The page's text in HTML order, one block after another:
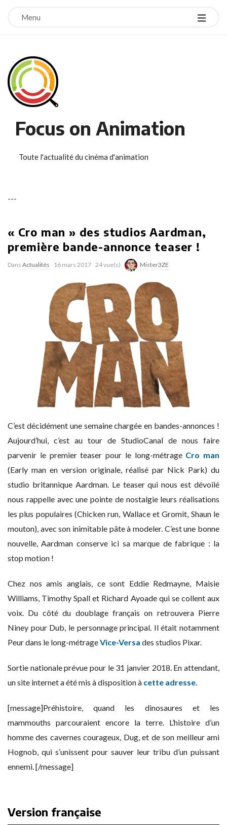
Menu
Focus on Animation
Toute l'actualité du cinéma d'animation
---
« Cro man » des studios Aardman,
première bande-annonce teaser !
Dans Actualités 16 mars 2017 24 vue(s) Mister3ZE
C’est décidément une semaine chargée en bandes-annonces !
Aujourd’hui, c’est au tour de StudioCanal de nous faire
parvenir le premier teaser pour le long-métrage Cro man
(Early man en version originale, réalisé par Nick Park) du
studio britannique Aardman. Le teaser qui nous est dévoilé
nous rappelle avec une pointe de nostalgie leurs réalisations
les plus populaires (Chicken run, Wallace et Gromit, Shaun le
mouton), avec son inimitable pâte à modeler. C’est une bonne
nouvelle, Aardman conserve ici sa marque de fabrique : la
stop motion !
Chez nos amis anglais, ce sont Eddie Redmayne, Maisie
Williams, Timothy Spall et Richard Ayoade qui se collent aux
voix. Du côté du doublage français on retrouvera Pierre
Niney pour Dub, le personnage principal. Il était notamment
Peur dans le long-métrageVice-Versa des studios Pixar.
Sortie nationale prévue pour le 31 janvier 2018. En attendant,
un site internet a été mis à disposition à cette adresse.
[message]Préhistoire, quand les dinosaures et les
mammouths parcouraient encore la terre. L’histoire d’un
homme des cavernes courageux, Dug, et de son meilleur ami
Hognob, qui s’unissent pour sauver leur tribu d’un puissant
ennemi. [/message]
Version française